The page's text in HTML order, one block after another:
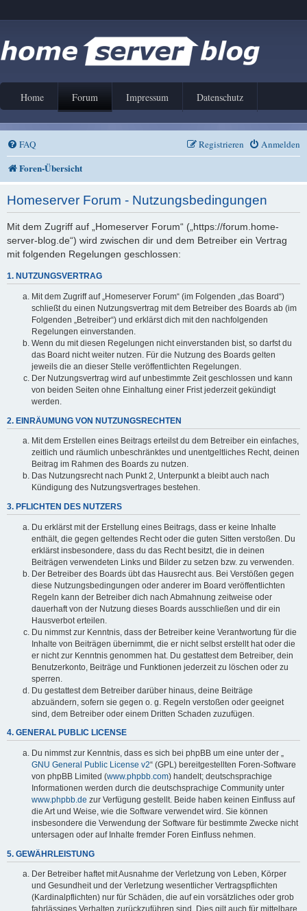
Home Forum Impressum Datenschutz
FAQ Anmelden
Registrieren
Foren-Übersicht
Homeserver Forum - Nutzungsbedingungen
Mit dem Zugriff auf „Homeserver Forum“ („https://forum.home-
server-blog.de“) wird zwischen dir und dem Betreiber ein Vertrag
mit folgenden Regelungen geschlossen:
1. NUTZUNGSVERTRAG
Mit dem Zugriff auf „Homeserver Forum“ (im Folgenden „das Board“)
schließt du einen Nutzungsvertrag mit dem Betreiber des Boards ab (im
Folgenden „Betreiber“) und erklärst dich mit den nachfolgenden
Regelungen einverstanden.
Wenn du mit diesen Regelungen nicht einverstanden bist, so darfst du
das Board nicht weiter nutzen. Für die Nutzung des Boards gelten
jeweils die an dieser Stelle veröffentlichten Regelungen.
Der Nutzungsvertrag wird auf unbestimmte Zeit geschlossen und kann
von beiden Seiten ohne Einhaltung einer Frist jederzeit gekündigt
werden.
2. EINRÄUMUNG VON NUTZUNGSRECHTEN
Mit dem Erstellen eines Beitrags erteilst du dem Betreiber ein einfaches,
zeitlich und räumlich unbeschränktes und unentgeltliches Recht, deinen
Beitrag im Rahmen des Boards zu nutzen.
Das Nutzungsrecht nach Punkt 2, Unterpunkt a bleibt auch nach
Kündigung des Nutzungsvertrages bestehen.
3. PFLICHTEN DES NUTZERS
Du erklärst mit der Erstellung eines Beitrags, dass er keine Inhalte
enthält, die gegen geltendes Recht oder die guten Sitten verstoßen. Du
erklärst insbesondere, dass du das Recht besitzt, die in deinen
Beiträgen verwendeten Links und Bilder zu setzen bzw. zu verwenden.
Der Betreiber des Boards übt das Hausrecht aus. Bei Verstößen gegen
diese Nutzungsbedingungen oder anderer im Board veröffentlichten
Regeln kann der Betreiber dich nach Abmahnung zeitweise oder
dauerhaft von der Nutzung dieses Boards ausschließen und dir ein
Hausverbot erteilen.
Du nimmst zur Kenntnis, dass der Betreiber keine Verantwortung für die
Inhalte von Beiträgen übernimmt, die er nicht selbst erstellt hat oder die
er nicht zur Kenntnis genommen hat. Du gestattest dem Betreiber, dein
Benutzerkonto, Beiträge und Funktionen jederzeit zu löschen oder zu
sperren.
Du gestattest dem Betreiber darüber hinaus, deine Beiträge
abzuändern, sofern sie gegen o. g. Regeln verstoßen oder geeignet
sind, dem Betreiber oder einem Dritten Schaden zuzufügen.
4. GENERAL PUBLIC LICENSE
Du nimmst zur Kenntnis, dass es sich bei phpBB um eine unter der „
GNU General Public License v2“ (GPL) bereitgestellten Foren-Software
von phpBB Limited (www.phpbb.com) handelt; deutschsprachige
Informationen werden durch die deutschsprachige Community unter
www.phpbb.de zur Verfügung gestellt. Beide haben keinen Einfluss auf
die Art und Weise, wie die Software verwendet wird. Sie können
insbesondere die Verwendung der Software für bestimmte Zwecke nicht
untersagen oder auf Inhalte fremder Foren Einfluss nehmen.
5. GEWÄHRLEISTUNG
Der Betreiber haftet mit Ausnahme der Verletzung von Leben, Körper
und Gesundheit und der Verletzung wesentlicher Vertragspflichten
(Kardinalpflichten) nur für Schäden, die auf ein vorsätzliches oder grob